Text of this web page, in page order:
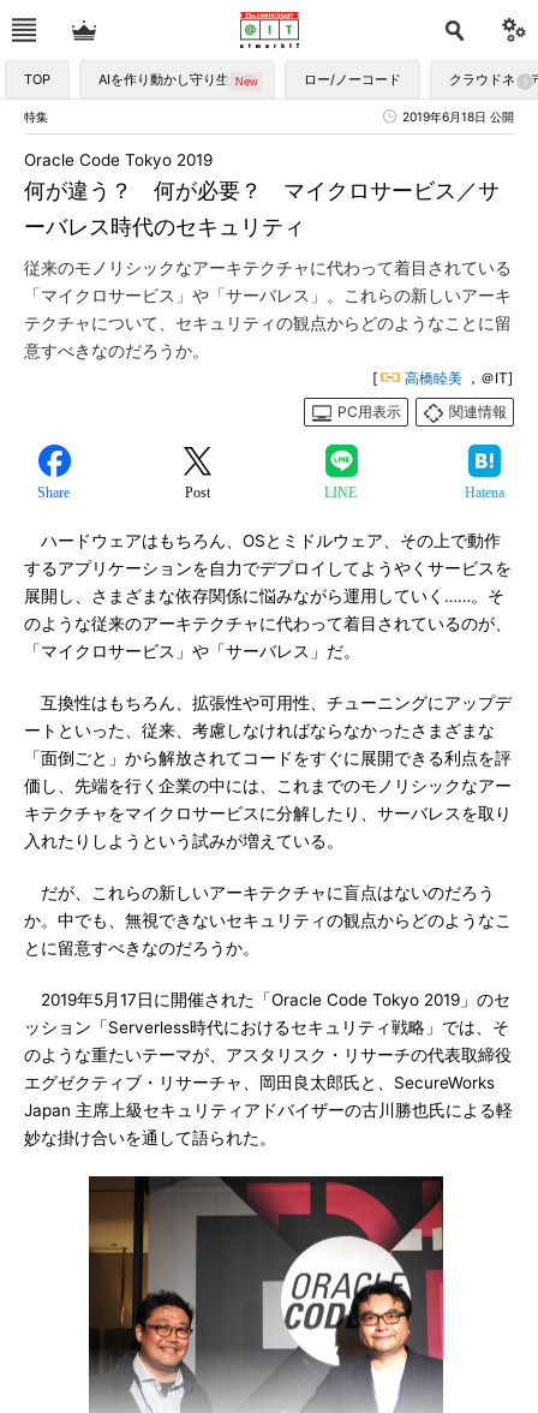
TOP AIを作り動かし守り生かす ロー/ノーコード クラウドネイ
特集 2019年6月18日 公開
何が違う？ 何が必要？ マイクロサービス／サ
ーバレス時代のセキュリティ
Oracle Code Tokyo 2019
従来のモノリシックなアーキテクチャに代わって着目されている
「マイクロサービス」や「サーバレス」。これらの新しいアーキ
テクチャについて、セキュリティの観点からどのようなことに留
意すべきなのだろうか。
[ 高橋睦美 ，＠IT]
PC用表示
関連情報
Share Post LINE Hatena
ハードウェアはもちろん、OSとミドルウェア、その上で動作
するアプリケーションを自力でデプロイしてようやくサービスを
展開し、さまざまな依存関係に悩みながら運用していく……。そ
のような従来のアーキテクチャに代わって着目されているのが、
「マイクロサービス」や「サーバレス」だ。
互換性はもちろん、拡張性や可用性、チューニングにアップデ
ートといった、従来、考慮しなければならなかったさまざまな
「面倒ごと」から解放されてコードをすぐに展開できる利点を評
価し、先端を行く企業の中には、これまでのモノリシックなアー
キテクチャをマイクロサービスに分解したり、サーバレスを取り
入れたりしようという試みが増えている。
だが、これらの新しいアーキテクチャに盲点はないのだろう
か。中でも、無視できないセキュリティの観点からどのようなこ
とに留意すべきなのだろうか。
2019年5月17日に開催された「Oracle Code Tokyo 2019」のセ
ッション「Serverless時代におけるセキュリティ戦略」では、そ
のような重たいテーマが、アスタリスク・リサーチの代表取締役
エグゼクティブ・リサーチャ、岡田良太郎氏と、SecureWorks
Japan 主席上級セキュリティアドバイザーの古川勝也氏による軽
妙な掛け合いを通して語られた。